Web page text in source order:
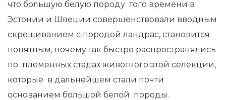
что большую белую породу того времени в
Эстонии и Швеции совершенствовали вводным
скрещиванием с породой ландрас, становится
понятным, почему так быстро распространялись
по племенных стадах животного этой селекции,
которые в дальнейшем стали почти
основанием большой белой породы.